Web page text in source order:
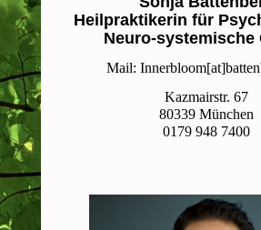
Heilpraktikerin für
Neuro-systemische
Mail:
Kazmairstr. 67
80339 München
0179 948 7400